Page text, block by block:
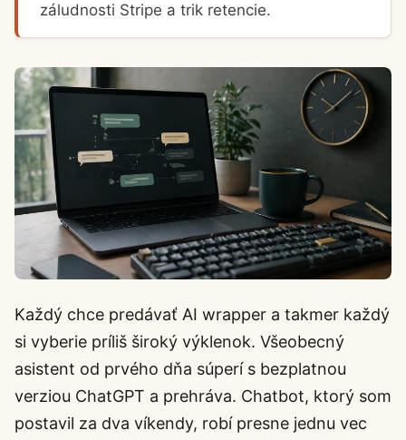
záludnosti Stripe a trik retencie.
Každý chce predávať AI wrapper a takmer každý
si vyberie príliš široký výklenok. Všeobecný
asistent od prvého dňa súperí s bezplatnou
verziou ChatGPT a prehráva. Chatbot, ktorý som
postavil za dva víkendy, robí presne jednu vec